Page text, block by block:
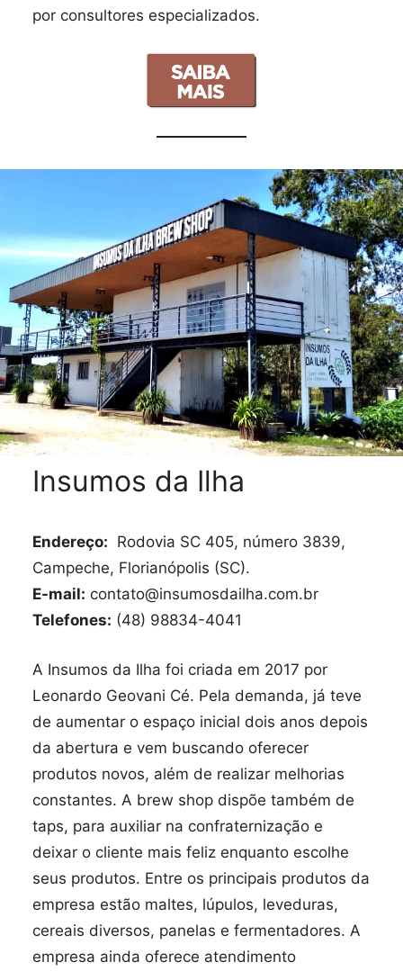
por consultores especializados.
Insumos da Ilha
Endereço: Rodovia SC 405, número 3839,
Campeche, Florianópolis (SC).
E-mail: contato@insumosdailha.com.br
Telefones: (48) 98834-4041
A Insumos da Ilha foi criada em 2017 por
Leonardo Geovani Cé. Pela demanda, já teve
de aumentar o espaço inicial dois anos depois
da abertura e vem buscando oferecer
produtos novos, além de realizar melhorias
constantes. A brew shop dispõe também de
taps, para auxiliar na confraternização e
deixar o cliente mais feliz enquanto escolhe
seus produtos. Entre os principais produtos da
empresa estão maltes, lúpulos, leveduras,
cereais diversos, panelas e fermentadores. A
empresa ainda oferece atendimento